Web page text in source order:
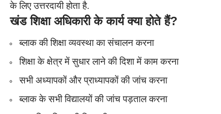
के लिए उत्तरदायी होता है.
खंड शिक्षा अधिकारी के कार्य क्या होते हैं?
ब्लाक की शिक्षा व्यवस्था का संचालन करना
शिक्षा के क्षेत्र में सुधार लाने की दिशा में काम करना
सभी अध्यापकों और प्राध्यापकों की जांच करना
ब्लाक के सभी विद्यालयों की जांच पड़ताल करना